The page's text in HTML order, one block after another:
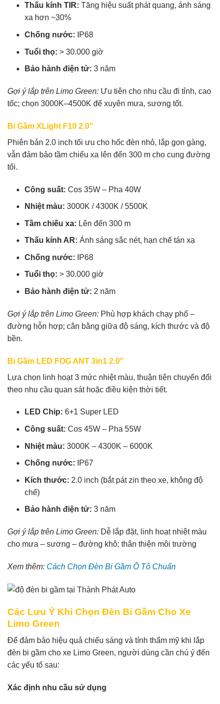
Thấu kính TIR: Tăng hiệu suất phát quang, ánh sáng
xa hơn ~30%
Chống nước: IP68
Tuổi thọ: > 30.000 giờ
Bảo hành điện tử: 3 năm
Gợi ý lắp trên Limo Green: Ưu tiên cho nhu cầu đi tỉnh, cao
tốc; chọn 3000K–4500K để xuyên mưa, sương tốt.
Bi Gầm XLight F10 2.0″
Phiên bản 2.0 inch tối ưu cho hốc đèn nhỏ, lắp gọn gàng,
vẫn đảm bảo tầm chiếu xa lên đến 300 m cho cung đường
tối.
Công suất: Cos 35W – Pha 40W
Nhiệt màu: 3000K / 4300K / 5500K
Tầm chiếu xa: Lên đến 300 m
Thấu kính AR: Ánh sáng sắc nét, hạn chế tán xạ
Chống nước: IP68
Tuổi thọ: > 30.000 giờ
Bảo hành điện tử: 2 năm
Gợi ý lắp trên Limo Green: Phù hợp khách chạy phố –
đường hỗn hợp; cân bằng giữa độ sáng, kích thước và độ
bền.
Bi Gầm LED FOG ANT 3in1 2.0″
Lựa chọn linh hoạt 3 mức nhiệt màu, thuận tiện chuyển đổi
theo nhu cầu quan sát hoặc điều kiện thời tiết.
LED Chip: 6+1 Super LED
Công suất: Cos 45W – Pha 55W
Nhiệt màu: 3000K – 4300K – 6000K
Chống nước: IP67
Kích thước: 2.0 inch (bắt pát zin theo xe, không độ
chế)
Bảo hành điện tử: 3 năm
Gợi ý lắp trên Limo Green: Dễ lắp đặt, linh hoạt nhiệt màu
cho mưa – sương – đường khô; thân thiện môi trường
Xem thêm: Cách Chọn Đèn Bi Gầm Ô Tô Chuẩn
Các Lưu Ý Khi Chọn Đèn Bi Gầm Cho Xe
Limo Green
Để đảm bảo hiệu quả chiếu sáng và tính thẩm mỹ khi lắp
đèn bi gầm cho xe Limo Green, người dùng cần chú ý đến
các yếu tố sau:
Xác định nhu cầu sử dụng